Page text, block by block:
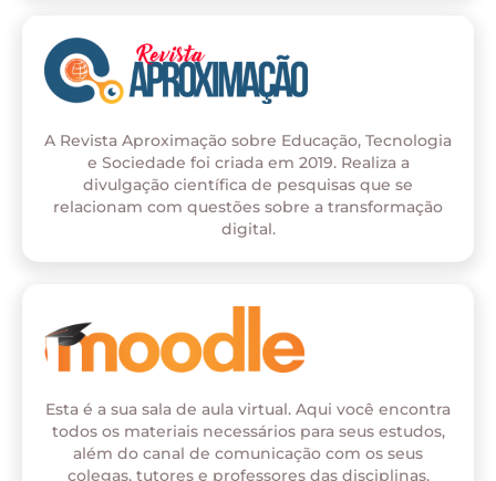
A Revista Aproximação sobre Educação, Tecnologia
e Sociedade foi criada em 2019. Realiza a
divulgação científica de pesquisas que se
relacionam com questões sobre a transformação
digital.
Esta é a sua sala de aula virtual. Aqui você encontra
todos os materiais necessários para seus estudos,
além do canal de comunicação com os seus
colegas, tutores e professores das disciplinas.